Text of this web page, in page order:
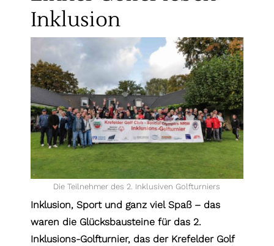
Inklusion
Die Teilnehmer des 2. Inklusiven Golfturniers
Inklusion, Sport und ganz viel Spaß – das
waren die Glücksbausteine für das 2.
Inklusions-Golfturnier, das der Krefelder Golf